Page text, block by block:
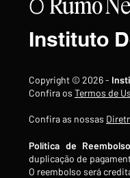
O Rumo
Instituto
Copyright © 2026 -
Confira os Termos de
Confira as nossas
Política de
duplicação de
O reembolso será